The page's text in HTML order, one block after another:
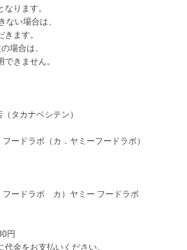
い場合は、
場合は、
タカナベシテン）
ードラボ（カ．ヤミーフードラボ）
ードラボ　カ）ヤミー フードラボ
円